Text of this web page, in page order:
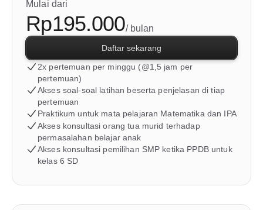
Mulai dari
Rp195.000/ bulan
Daftar sekarang
2x pertemuan per minggu (@1,5 jam per
pertemuan)
Akses soal-soal latihan beserta penjelasan di tiap
pertemuan
Praktikum untuk mata pelajaran Matematika dan IPA
Akses konsultasi orang tua murid terhadap
permasalahan belajar anak
Akses konsultasi pemilihan SMP ketika PPDB untuk
kelas 6 SD